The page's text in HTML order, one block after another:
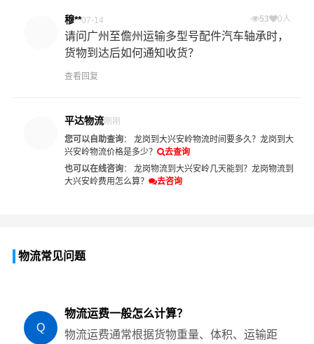
穆**07-14 53 0人
请问广州至儋州运输多型号配件汽车轴承时，
货物到达后如何通知收货？
查看回复
平达物流刚刚
您可以自助查询： 龙岗到大兴安岭物流时间要多久？ 龙岗到大
兴安岭物流价格是多少？
去查询
也可以在线咨询： 龙岗物流到大兴安岭几天能到？ 龙岗物流到
大兴安岭费用怎么算？
去咨询
物流常见问题
Q
物流运费一般怎么计算？
物流运费通常根据货物重量、体积、运输距